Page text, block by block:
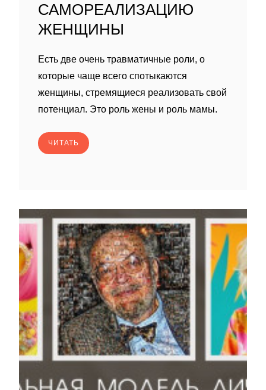
САМОРЕАЛИЗАЦИЮ
ЖЕНЩИНЫ
Есть две очень травматичные роли, о
которые чаще всего спотыкаются
женщины, стремящиеся реализовать свой
потенциал. Это роль жены и роль мамы.
ЧИТАТЬ